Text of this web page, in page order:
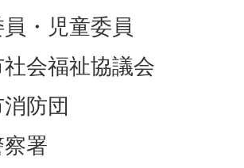
・児童委員
会福祉協議会
防団
署